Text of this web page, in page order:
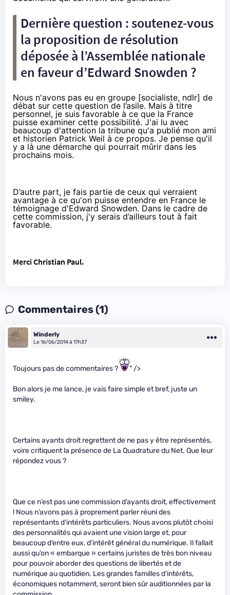
Dernière question : soutenez-vous
la proposition de résolution
déposée à l’Assemblée nationale
en faveur d’Edward Snowden ?
Nous n'avons pas eu en groupe [socialiste, ndlr] de
débat sur cette question de l’asile. Mais à titre
personnel, je suis favorable à ce que la France
puisse examiner cette possibilité. J'ai lu avec
beaucoup d'attention la tribune qu'a publié mon ami
et historien Patrick Weil à ce propos. Je pense qu'il
y a là une démarche qui pourrait mûrir dans les
prochains mois.
D’autre part, je fais partie de ceux qui verraient
avantage à ce qu'on puisse entendre en France le
témoignage d'Edward Snowden. Dans le cadre de
cette commission, j'y serais d’ailleurs tout à fait
favorable.
Merci Christian Paul.
Commentaires (1)
Winderly
Le 16/06/2014 à 17h37
Toujours pas de commentaires ? " />
Bon alors je me lance, je vais faire simple et bref, juste un
smiley.
Certains ayants droit regrettent de ne pas y être représentés,
voire critiquent la présence de La Quadrature du Net. Que leur
répondez vous ?
Que ce n’est pas une commission d’ayants droit, effectivement
! Nous n’avons pas à proprement parler réuni des
représentants d’intérêts particuliers. Nous avons plutôt choisi
des personnalités qui avaient une vision large et, pour
beaucoup d’entre eux, d’intérêt général du numérique. Il fallait
aussi qu’on « embarque » certains juristes de très bon niveau
pour pouvoir aborder des questions de libertés et de
numérique au quotidien. Les grandes familles d’intérêts,
économiques notamment, seront bien sûr auditionnées par la